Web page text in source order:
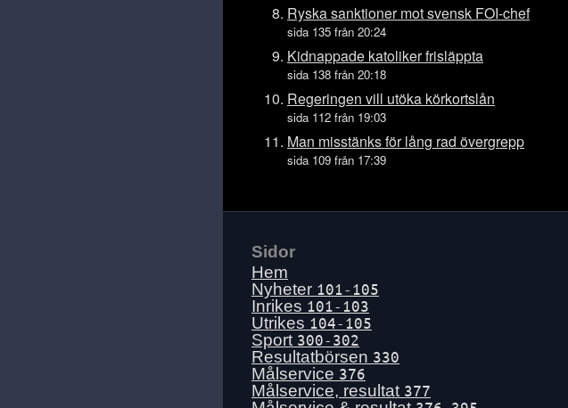
Tis 14 juli
Mån 13 juli
Sön 12 juli
Fre 10 juli
Tors 9 juli
Ons 8 juli
Mån 6 juli
Lör 4 juli
Fre 3 juli
Tors 2 juli
Ons 1 juli
Tis 30 juni
Mån 29 juni
Ryska sanktioner mot svensk FOI-chef
sida 135 från 20:24
Kidnappade katoliker frisläppta
sida 138 från 20:18
Regeringen vill utöka körkortslån
sida 112 från 19:03
Man misstänks för lång rad övergrepp
sida 109 från 17:39
Sidor
Hem
Nyheter 101-105
Inrikes 101-103
Utrikes 104-105
Sport 300-302
Resultatbörsen 330
Målservice 376
Målservice, resultat 377